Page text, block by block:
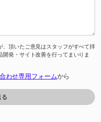
、頂いたご意見はスタッフがすべて拝
発・サイト改善を行ってまいりま
わせ専用フォームから